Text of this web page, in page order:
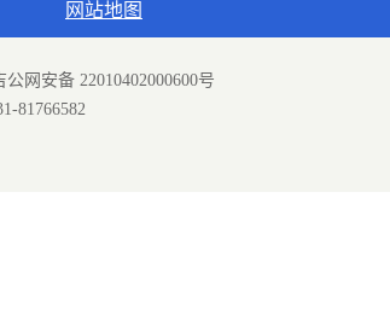
网站地图
公网安备 22010402000600号
81766582